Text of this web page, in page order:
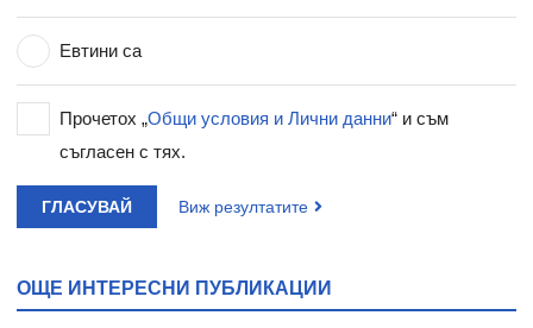
Евтини са
Прочетох „Общи условия и Лични данни“ и съм
съгласен с тях.
ГЛАСУВАЙ Виж резултатите
ОЩЕ ИНТЕРЕСНИ ПУБЛИКАЦИИ